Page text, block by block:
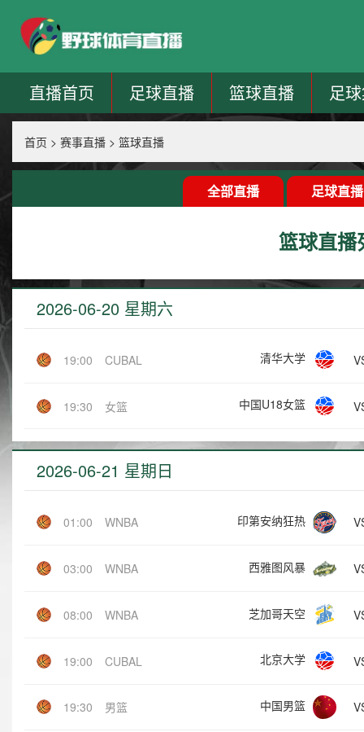
直播首页 足球直播 篮球直播 足
首页 > 赛事直播 > 篮球直播
全部直播 足球直播
篮球直播
2026-06-20 星期六
19:00 CUBAL 清华大学
19:30 女篮 中国U18女篮
2026-06-21 星期日
01:00 WNBA 印第安纳狂热
03:00 WNBA 西雅图风暴
08:00 WNBA 芝加哥天空
19:00 CUBAL 北京大学
19:30 男篮 中国男篮